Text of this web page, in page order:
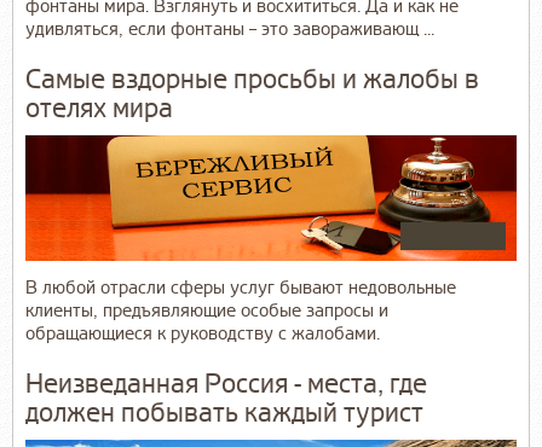
фонтаны мира. Взглянуть и восхититься. Да и как не
удивляться, если фонтаны – это завораживающ ...
Самые вздорные просьбы и жалобы в
отелях мира
В любой отрасли сферы услуг бывают недовольные
клиенты, предъявляющие особые запросы и
обращающиеся к руководству с жалобами.
Неизведанная Россия - места, где
должен побывать каждый турист